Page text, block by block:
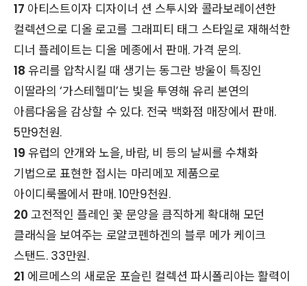
17 아티스트이자 디자이너 션 스투시와 콜라보레이션한
컬렉션으로 디올 로고를 그래피티 태그 스타일로 재해석한
디너 플레이트는 디올 메종에서 판매. 가격 문의.
18 유리를 압착시킬 때 생기는 동그란 방울이 특징인
이딸라의 ‘가스테헬미’는 빛을 투영해 유리 본연의
아름다움을 감상할 수 있다. 전국 백화점 매장에서 판매.
5만9천원.
19 유럽의 안개와 노을, 바람, 비 등의 날씨를 수채화
기법으로 표현한 접시는 마리메꼬 제품으로
아이디룩몰에서 판매. 10만9천원.
20 고전적인 플레인 꽃 문양을 큼직하게 확대해 모던
클래식을 보여주는 로얄코펜하겐의 블루 메가 케이크
스탠드. 33만원.
21 에르메스의 새로운 포슬린 컬렉션 파시폴리아는 활력이